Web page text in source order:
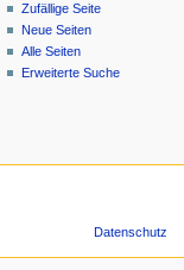
Zufällige Seite
Neue Seiten
Alle Seiten
Erweiterte Suche
Datenschutz